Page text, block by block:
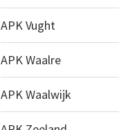
APK Vught
APK Waalre
APK Waalwijk